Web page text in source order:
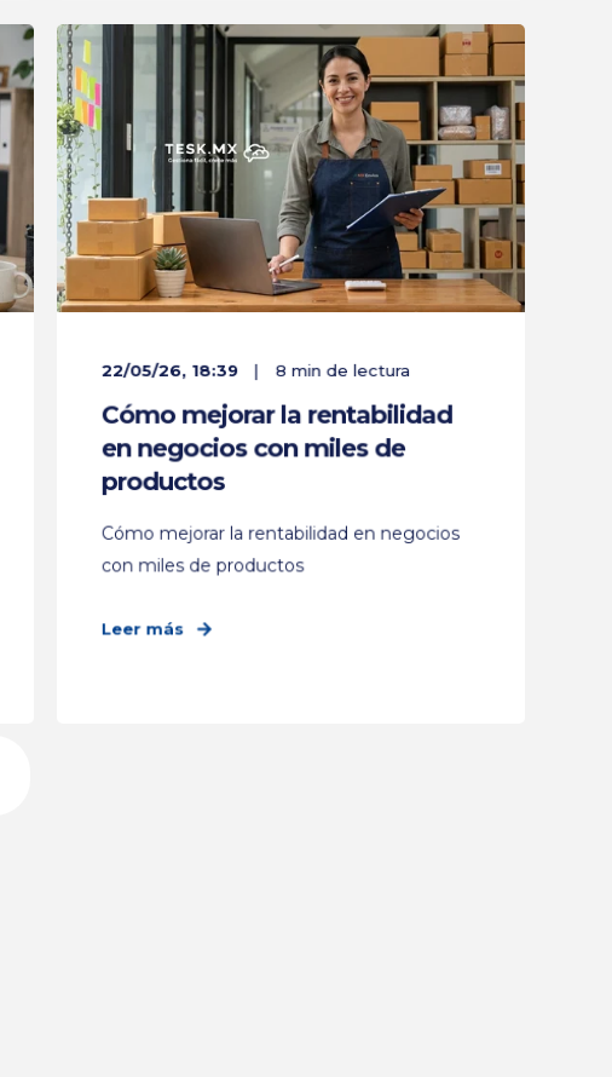
22/05/26, 18:39 8 min de lectura
Cómo mejorar la rentabilidad
en negocios con miles de
productos
Cómo mejorar la rentabilidad en negocios
con miles de productos
Leer más